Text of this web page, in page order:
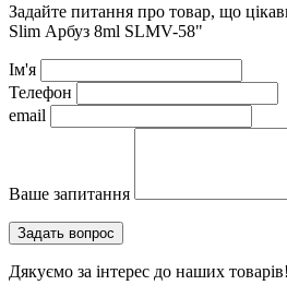
Задайте питання про товар, що
Slim Арбуз 8ml SLMV-58"
Ім'я
Телефон
email
Ваше запитання
Дякуємо за інтерес до наших товарів!